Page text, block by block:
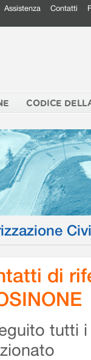
Assistenza Contatti
CODICE
di
tutti